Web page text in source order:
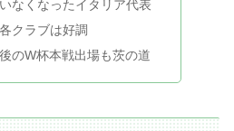
なくなったイタリア代表
クラブは好調
のW杯本戦出場も茨の道